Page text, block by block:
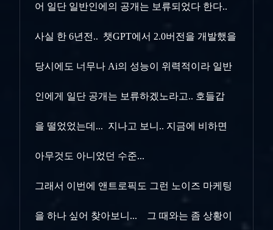
어 일단 일반인에의 공개는 보류되었다 한다..
사실 한 6년전.. 챗GPT에서 2.0버전을 개발했을
당시에도 너무나 Ai의 성능이 위력적이라 일반
인에게 일단 공개는 보류하겠노라고.. 호들갑
을 떨었었는데... 지나고 보니.. 지금에 비하면
아무것도 아니었던 수준...
그래서 이번에 앤트로픽도 그런 노이즈 마케팅
을 하나 싶어 찾아보니... 그 때와는 좀 상황이